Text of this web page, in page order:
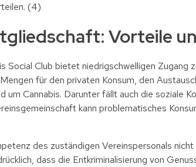
(4)
Vorteile
Social Club bietet niedrigschwelligen Zugang
für den privaten Konsum, den
um Cannabis. Darunter fällt auch die soziale
kann problematisches
des zuständigen Vereinspersonals
dass die Entkriminalisierung von